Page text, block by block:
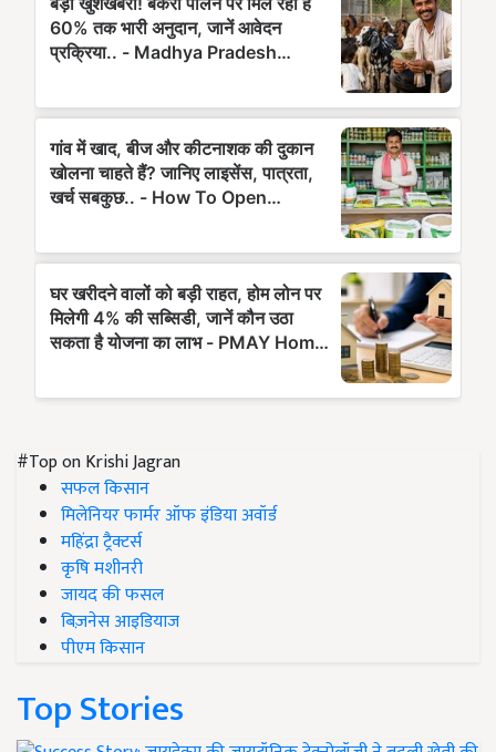
#Top on Krishi Jagran
सफल किसान
मिलेनियर फार्मर ऑफ इंडिया अवॉर्ड
महिंद्रा ट्रैक्टर्स
कृषि मशीनरी
जायद की फसल
बिज़नेस आइडियाज
पीएम किसान
Top Stories